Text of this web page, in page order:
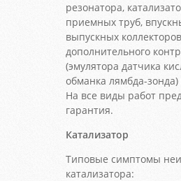
резонатора,
приемных труб,
выпускных
дополнительного
(эмулятора датчика
обманка лямбда-
На все виды работ
гарантия.
Катализатор
Типовые симптомы
катализатора: